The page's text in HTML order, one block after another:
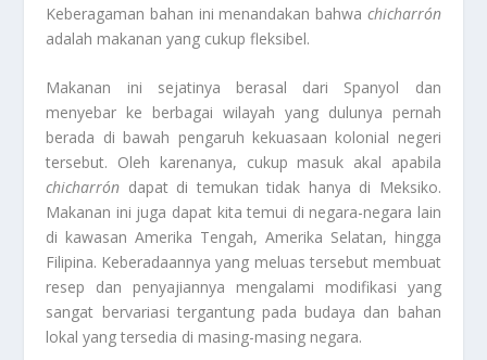
Keberagaman bahan ini menandakan bahwa chicharrón
adalah makanan yang cukup fleksibel.
Makanan ini sejatinya berasal dari Spanyol dan
menyebar ke berbagai wilayah yang dulunya pernah
berada di bawah pengaruh kekuasaan kolonial negeri
tersebut. Oleh karenanya, cukup masuk akal apabila
chicharrón dapat di temukan tidak hanya di Meksiko.
Makanan ini juga dapat kita temui di negara-negara lain
di kawasan Amerika Tengah, Amerika Selatan, hingga
Filipina. Keberadaannya yang meluas tersebut membuat
resep dan penyajiannya mengalami modifikasi yang
sangat bervariasi tergantung pada budaya dan bahan
lokal yang tersedia di masing-masing negara.